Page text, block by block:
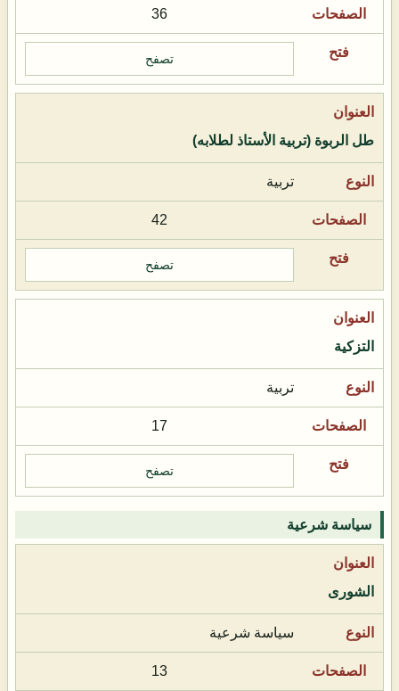
36
تصفح
طل الربوة (تربية الأستاذ لطلابه)
تربية
42
تصفح
التزكية
تربية
17
تصفح
سياسة شرعية
الشورى
سياسة شرعية
13